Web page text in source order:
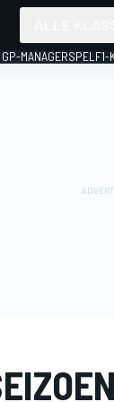
MANAGERSPEL F1-